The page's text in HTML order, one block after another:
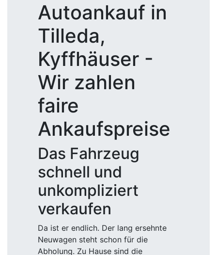
Autoankauf in
Tilleda,
Kyffhäuser -
Wir zahlen
faire
Ankaufspreise
Das Fahrzeug
schnell und
unkompliziert
verkaufen
Da ist er endlich. Der lang ersehnte
Neuwagen steht schon für die
Abholung. Zu Hause sind die